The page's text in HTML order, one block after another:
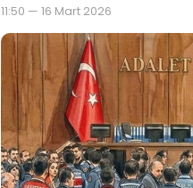
11:50 — 16 Mart 2026